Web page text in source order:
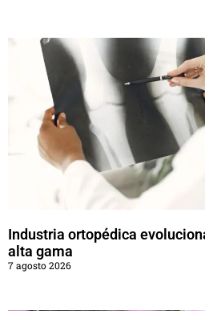
Industria ortopédica
alta gama
7 agosto 2026